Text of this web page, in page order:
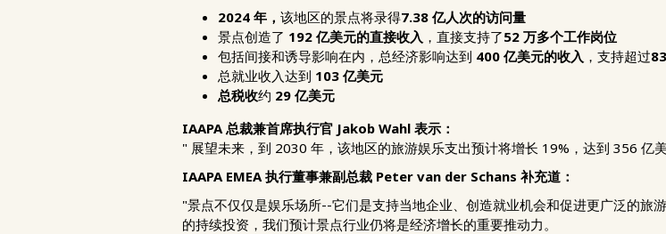
2024 年， 该地区的景点将录得7.38 亿人次的访问量
景点创造了 192 亿美元的直接收入 ，直接支持了52 万多个工作岗位
包括间接和诱导影响在内，总经济影响达到 400 亿美元的收入 ，支持超过
总就业收入达到 103 亿美元
总税收约 29 亿美元
IAAPA 总裁兼首席执行官 Jakob Wahl 表示：
" 展望未来，到 2030 年，该地区的旅游娱乐支出预计将增长 19%，达到 356 亿
IAAPA EMEA 执行董事兼副总裁 Peter van der Schans 补充道：
"景点不仅仅是娱乐场所--它们是支持当地企业、创造就业机会和促进更广泛的旅
的持续投资，我们预计景点行业仍将是经济增长的重要推动力。